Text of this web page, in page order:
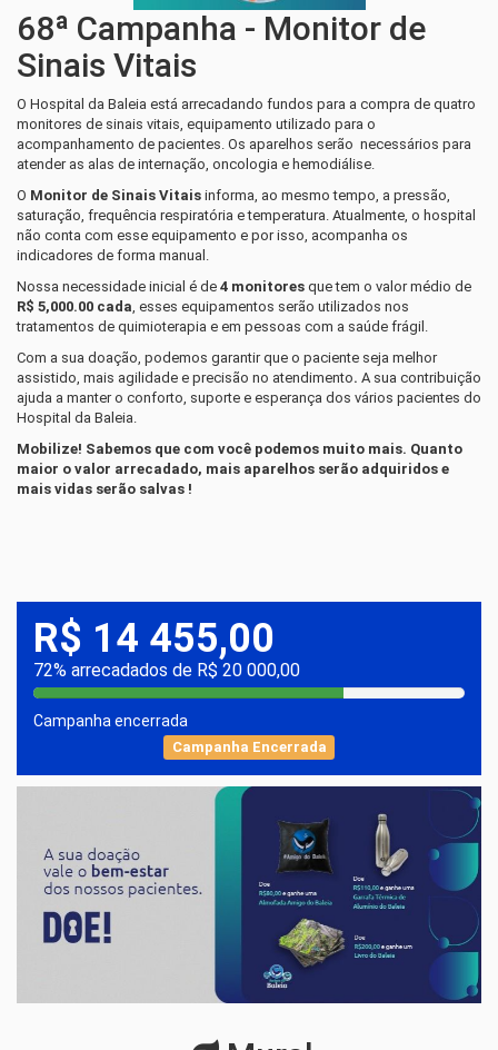
68ª Campanha - Monitor de
Sinais Vitais
O Hospital da Baleia está arrecadando fundos para a compra de quatro
monitores de sinais vitais, equipamento utilizado para o
acompanhamento de pacientes. Os aparelhos serão necessários para
atender as alas de internação, oncologia e hemodiálise.
O Monitor de Sinais Vitais informa, ao mesmo tempo, a pressão,
saturação, frequência respiratória e temperatura. Atualmente, o hospital
não conta com esse equipamento e por isso, acompanha os
indicadores de forma manual.
Nossa necessidade inicial é de 4 monitores que tem o valor médio de
R$ 5,000.00 cada, esses equipamentos serão utilizados nos
tratamentos de quimioterapia e em pessoas com a saúde frágil.
Com a sua doação, podemos garantir que o paciente seja melhor
assistido, mais agilidade e precisão no atendimento. A sua contribuição
ajuda a manter o conforto, suporte e esperança dos vários pacientes do
Hospital da Baleia.
Mobilize! Sabemos que com você podemos muito mais. Quanto
maior o valor arrecadado, mais aparelhos serão adquiridos e
mais vidas serão salvas !
R$ 14 455,00
72% arrecadados de R$ 20 000,00
Campanha encerrada
Campanha Encerrada